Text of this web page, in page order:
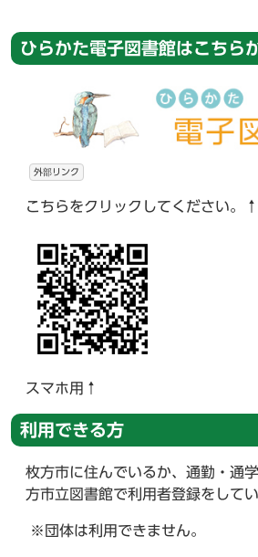
ひらかた電子図書館はこちら
外部リンク
こちらをクリックしてください。↑
スマホ用↑
利用できる方
枚方市に住んでいるか、通勤・通
方市立図書館で利用者登録をして
※団体は利用できません。